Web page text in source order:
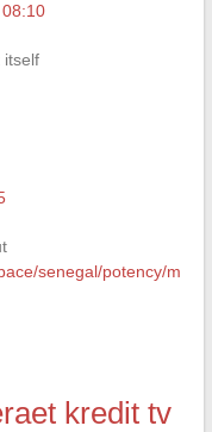
itself
senegal/potency/m
kredit tv